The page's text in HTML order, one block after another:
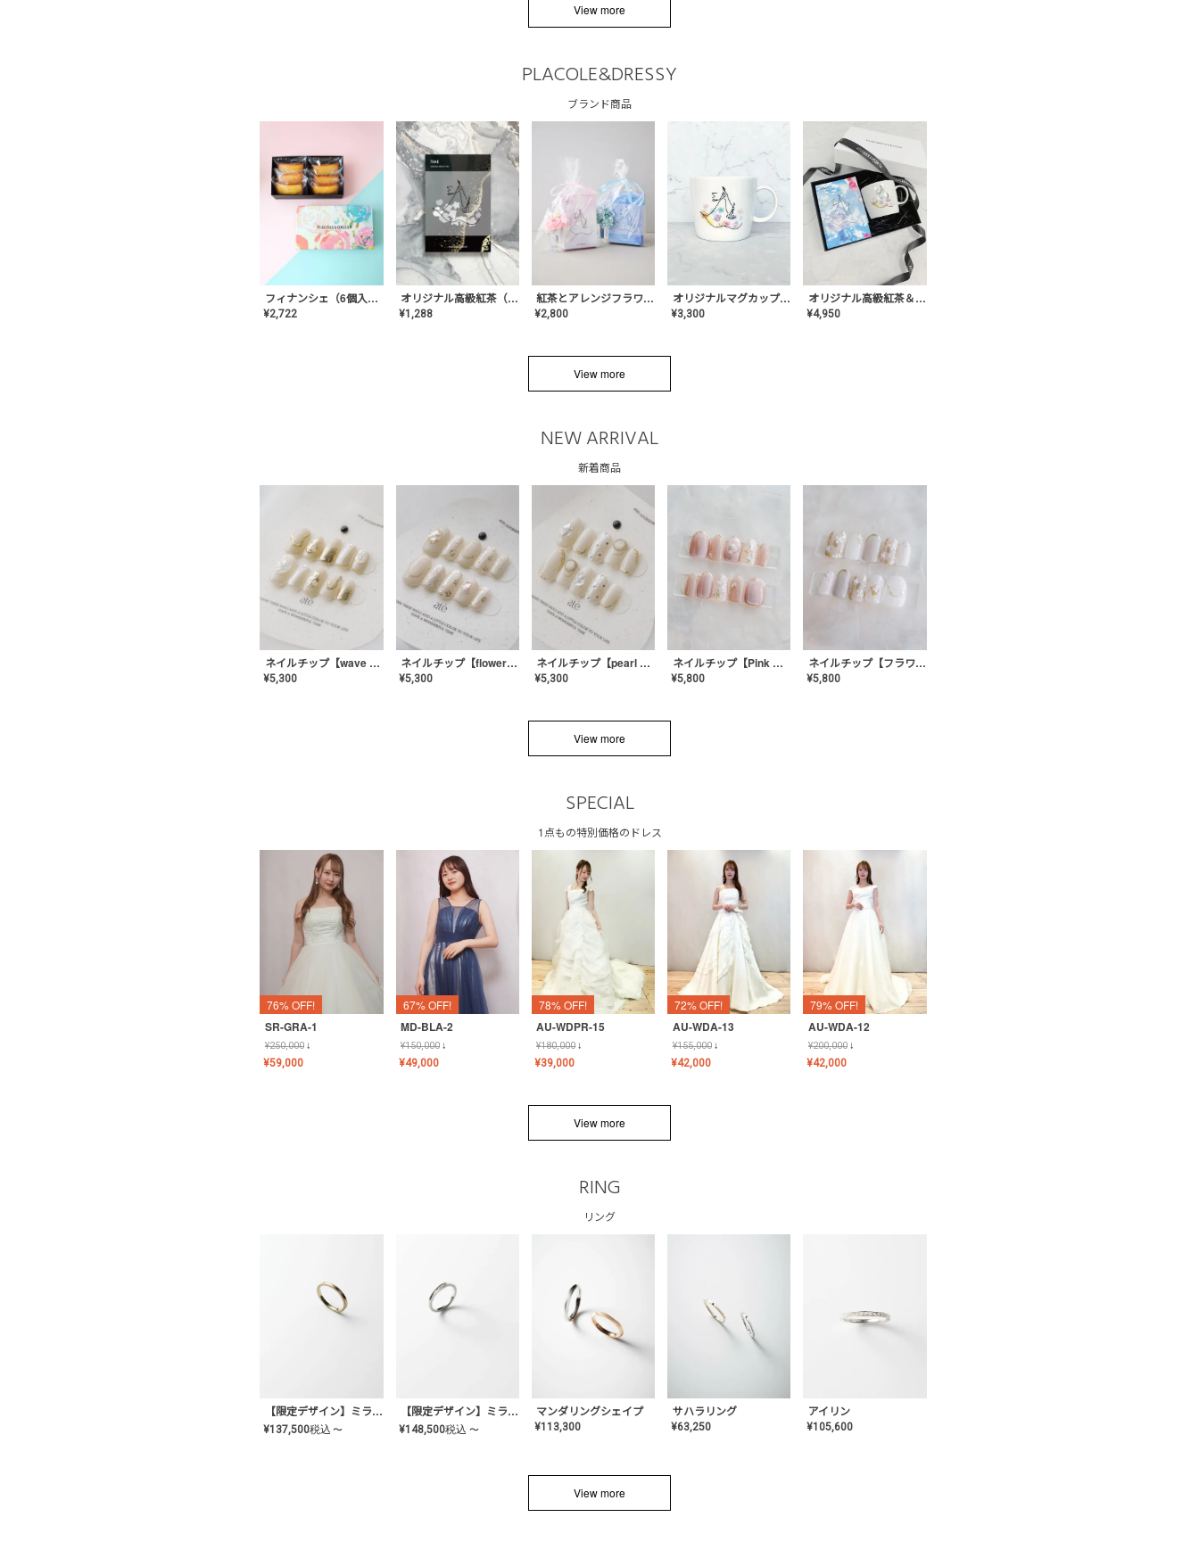
View more
PLACOLE&DRESSY
ブランド商品
フィナンシェ（6個入り）
¥2,722
オリジナル高級紅茶（TIME/タイム）【ギフト/プチギフト/プレゼント/内祝い/結婚式/オリジナル配合/高品質/ハーブティー/茶葉/記念日/お返し/手土産/美容/おしゃれ】
¥1,288
紅茶とアレンジフラワーのセット
¥2,800
オリジナルマグカップ【AT-TW-03】ギフトセット有/プレゼント/内祝い/結婚式/ペア/食器/テーブルウェア/記念日/お返し/特別/高級/おしゃれ
¥3,300
オリジナル高級紅茶＆マグカップ ギフト【AT-GF-02】ギフトセット/プレゼント/内祝い/結婚式/ハーブティー/高品質/マグカップ/食器/記念日/お返し/手土産/美容/おしゃれ
¥4,950
View more
NEW ARRIVAL
新着商品
ネイルチップ【wave mirror】AE-CONA-04
¥5,300
ネイルチップ【flower shell】AE-CONA-03
¥5,300
ネイルチップ【pearl bijou】AE-CONA-02
¥5,300
ネイルチップ【Pink Glow Nail】MK-CONA-04
¥5,800
ネイルチップ【フラワーシフォンネイル】MK-CONA-03
¥5,800
View more
SPECIAL
1点もの特別価格のドレス
76% OFF!
SR-GRA-1
¥250,000↓
¥59,000
67% OFF!
MD-BLA-2
¥150,000↓
¥49,000
78% OFF!
AU-WDPR-15
¥180,000↓
¥39,000
72% OFF!
AU-WDA-13
¥155,000↓
¥42,000
79% OFF!
AU-WDA-12
¥200,000↓
¥42,000
View more
RING
リング
【限定デザイン】ミライ(mill-ai)リング
¥137,500税込 〜
【限定デザイン】ミライ(mill-ai)リング
¥148,500税込 〜
マンダリングシェイプ
¥113,300
サハラリング
¥63,250
アイリン
¥105,600
View more